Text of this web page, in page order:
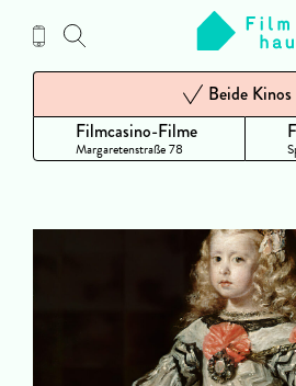
Inhalt
Filmcasino-Filme
Margaretenstraße 78
Beide Kinos